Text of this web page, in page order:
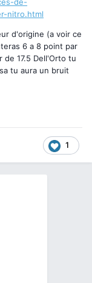
de-
nitro.html
d'origine (a voir ce
6 a 8 point par
17.5 Dell'Orto tu
tu aura un bruit
1